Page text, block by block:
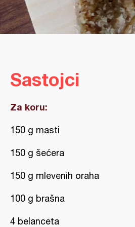
Sastojci
Za koru:
150 g masti
150 g šećera
150 g mlevenih oraha
100 g brašna
4 belanceta